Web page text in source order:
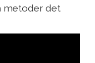
metoder det